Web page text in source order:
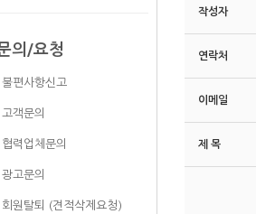
의/요청
편사항신고
객문의
력업체문의
고문의
원탈퇴 (견적삭제요청)
작성자
연락처
이메일
제 목